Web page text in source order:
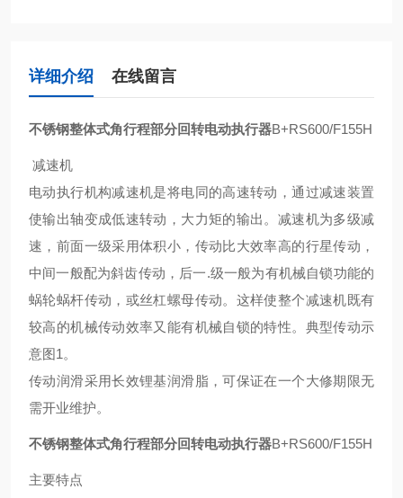
详细介绍 在线留言
不锈钢整体式角行程部分回转电动执行器B+RS600/F155H
减速机
电动执行机构减速机是将电同的高速转动，通过减速装置
使输出轴变成低速转动，大力矩的输出。减速机为多级减
速，前面一级采用体积小，传动比大效率高的行星传动，
中间一般配为斜齿传动，后一.级一般为有机械自锁功能的
蜗轮蜗杆传动，或丝杠螺母传动。这样使整个减速机既有
较高的机械传动效率又能有机械自锁的特性。典型传动示
意图1。
传动润滑采用长效锂基润滑脂，可保证在一个大修期限无
需开业维护。
不锈钢整体式角行程部分回转电动执行器B+RS600/F155H
主要特点